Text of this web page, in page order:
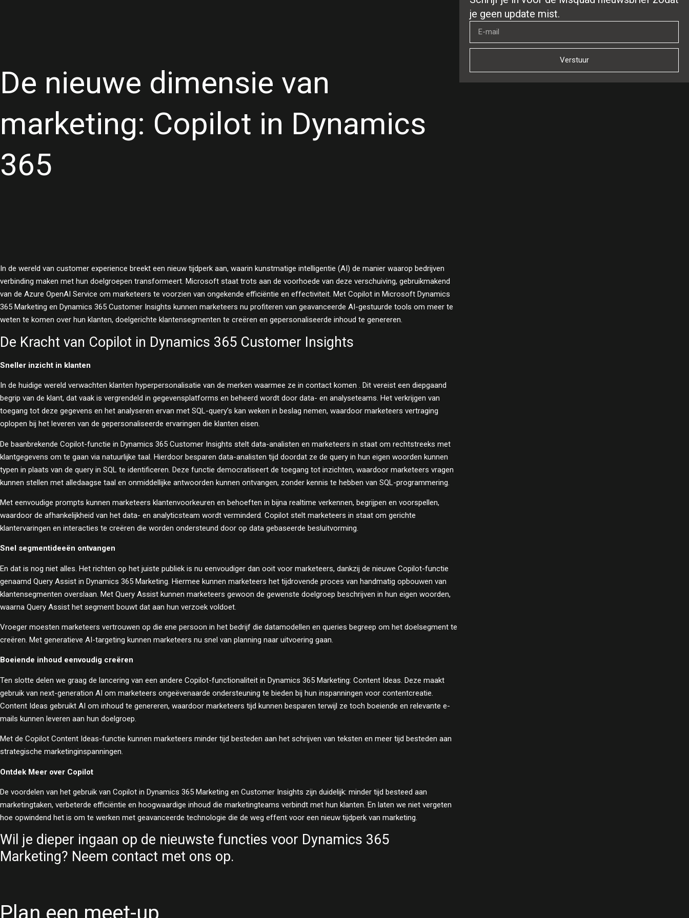
De nieuwe dimensie van
marketing: Copilot in Dynamics
365
In de wereld van customer experience breekt een nieuw tijdperk aan, waarin kunstmatige intelligentie (AI) de manier waarop bedrijven
verbinding maken met hun doelgroepen transformeert. Microsoft staat trots aan de voorhoede van deze verschuiving, gebruikmakend
van de Azure OpenAI Service om marketeers te voorzien van ongekende efficiëntie en effectiviteit. Met Copilot in Microsoft Dynamics
365 Marketing en Dynamics 365 Customer Insights kunnen marketeers nu profiteren van geavanceerde AI-gestuurde tools om meer te
weten te komen over hun klanten, doelgerichte klantensegmenten te creëren en gepersonaliseerde inhoud te genereren.
De Kracht van Copilot in Dynamics 365 Customer Insights
Sneller inzicht in klanten
In de huidige wereld verwachten klanten hyperpersonalisatie van de merken waarmee ze in contact komen . Dit vereist een diepgaand
begrip van de klant, dat vaak is vergrendeld in gegevensplatforms en beheerd wordt door data- en analyseteams. Het verkrijgen van
toegang tot deze gegevens en het analyseren ervan met SQL-query’s kan weken in beslag nemen, waardoor marketeers vertraging
oplopen bij het leveren van de gepersonaliseerde ervaringen die klanten eisen.
De baanbrekende Copilot-functie in Dynamics 365 Customer Insights stelt data-analisten en marketeers in staat om rechtstreeks met
klantgegevens om te gaan via natuurlijke taal. Hierdoor besparen data-analisten tijd doordat ze de query in hun eigen woorden kunnen
typen in plaats van de query in SQL te identificeren. Deze functie democratiseert de toegang tot inzichten, waardoor marketeers vragen
kunnen stellen met alledaagse taal en onmiddellijke antwoorden kunnen ontvangen, zonder kennis te hebben van SQL-programmering.
Met eenvoudige prompts kunnen marketeers klantenvoorkeuren en behoeften in bijna realtime verkennen, begrijpen en voorspellen,
waardoor de afhankelijkheid van het data- en analyticsteam wordt verminderd. Copilot stelt marketeers in staat om gerichte
klantervaringen en interacties te creëren die worden ondersteund door op data gebaseerde besluitvorming.
Snel segmentideeën ontvangen
En dat is nog niet alles. Het richten op het juiste publiek is nu eenvoudiger dan ooit voor marketeers, dankzij de nieuwe Copilot-functie
genaamd Query Assist in Dynamics 365 Marketing. Hiermee kunnen marketeers het tijdrovende proces van handmatig opbouwen van
klantensegmenten overslaan. Met Query Assist kunnen marketeers gewoon de gewenste doelgroep beschrijven in hun eigen woorden,
waarna Query Assist het segment bouwt dat aan hun verzoek voldoet.
Vroeger moesten marketeers vertrouwen op die ene persoon in het bedrijf die datamodellen en queries begreep om het doelsegment te
creëren. Met generatieve AI-targeting kunnen marketeers nu snel van planning naar uitvoering gaan.
Boeiende inhoud eenvoudig creëren
Ten slotte delen we graag de lancering van een andere Copilot-functionaliteit in Dynamics 365 Marketing: Content Ideas. Deze maakt
gebruik van next-generation AI om marketeers ongeëvenaarde ondersteuning te bieden bij hun inspanningen voor contentcreatie.
Content Ideas gebruikt AI om inhoud te genereren, waardoor marketeers tijd kunnen besparen terwijl ze toch boeiende en relevante e-
mails kunnen leveren aan hun doelgroep.
Met de Copilot Content Ideas-functie kunnen marketeers minder tijd besteden aan het schrijven van teksten en meer tijd besteden aan
strategische marketinginspanningen.
Ontdek Meer over Copilot
De voordelen van het gebruik van Copilot in Dynamics 365 Marketing en Customer Insights zijn duidelijk: minder tijd besteed aan
marketingtaken, verbeterde efficiëntie en hoogwaardige inhoud die marketingteams verbindt met hun klanten. En laten we niet vergeten
hoe opwindend het is om te werken met geavanceerde technologie die de weg effent voor een nieuw tijdperk van marketing.
Wil je dieper ingaan op de nieuwste functies voor Dynamics 365
Marketing? Neem contact met ons op.
je geen update mist.
Verstuur